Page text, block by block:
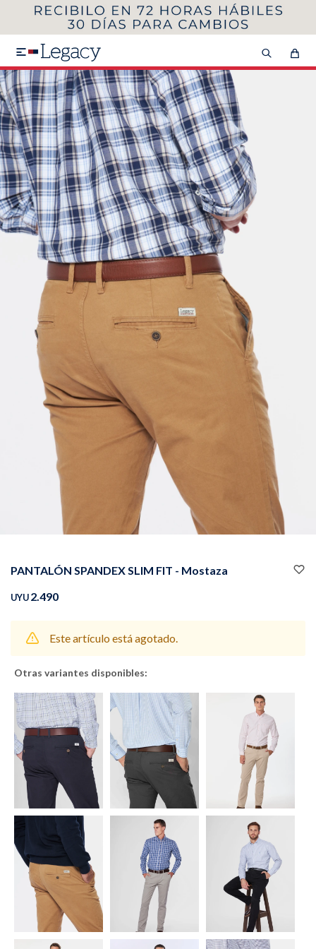

PANTALÓN SPANDEX SLIM FIT - Mostaza
UYU2.490
Este artículo está agotado.
Otras variantes disponibles:
MI CUENTA
VER COLECCIÓN DE HOMBRE
HASTA 40%OFF SEGUNDA 50%
Remeras Camisas
Buzos
Camperas Chalecos
Canguros Jeans
Shorts
Sacos Calzado
Bolsos y valijas Accesorios